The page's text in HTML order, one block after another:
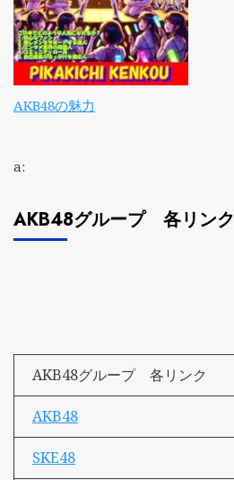
AKB48の魅力
a:
AKB48グループ 各リンク
AKB48グループ 各リンク
AKB48
SKE48